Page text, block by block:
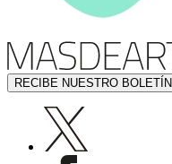
RECIBE NUESTRO BOLETÍN